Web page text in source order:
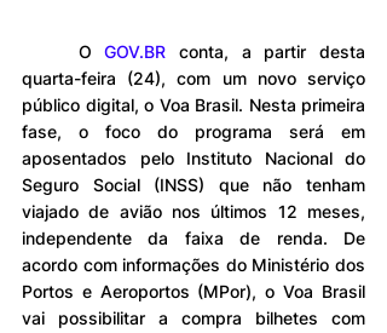
	O
GOV.BR conta, a partir desta
quarta-feira (24), com um novo serviço
público digital, o Voa Brasil. Nesta primeira
fase, o foco do programa será em
aposentados pelo Instituto Nacional do
Seguro Social (INSS) que não tenham
viajado de avião nos últimos 12 meses,
independente da faixa de renda. De
acordo com informações do Ministério dos
Portos e Aeroportos (MPor), o Voa Brasil
vai possibilitar a compra bilhetes com